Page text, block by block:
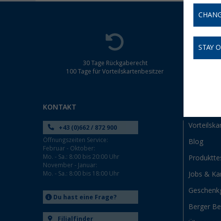
30 Tage Rückgaberecht
100 Tage für Vorteilskartenbesitzer
KONTAKT
+43 (0)662 / 872 900
Öffnungszeiten Service:
Februar - Oktober:
Mo. - Sa.: 8:00 bis 20:00 Uhr
November - Januar:
Mo. - Sa.: 8:00 bis 18:00 Uhr
Du hast eine Frage?
Filialfinder
Blog
Jobs &
Berger
STAY